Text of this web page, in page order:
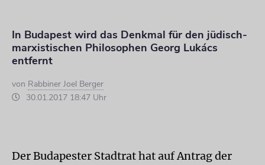
In Budapest wird das Denkmal für den jüdisch-
marxistischen Philosophen Georg Lukács
entfernt
von Rabbiner Joel Berger
30.01.2017 18:47 Uhr
Der Budapester Stadtrat hat auf Antrag der